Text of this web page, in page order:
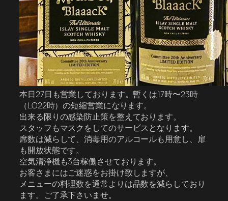
本日27日も営業しております。暫くは17時〜23時
（LO22時）の短縮営業になります。
出来る限りの感染防止策を整えております。
スタッフもマスクをしてのサービスとなります。
席数は減らして、消毒用のアルコールも用意し、扉
も開放状態です。
空気清浄機も3台稼働させております。
お客さまにはご迷惑をお掛け致しますが、
メニューの料理数を通常よりは品数を減らしており
ます。ご了承下さいませ。